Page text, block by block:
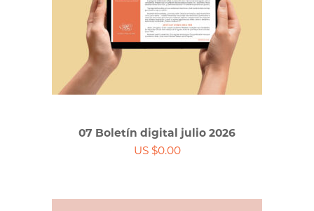
07 Boletín digital julio 2026
US $0.00